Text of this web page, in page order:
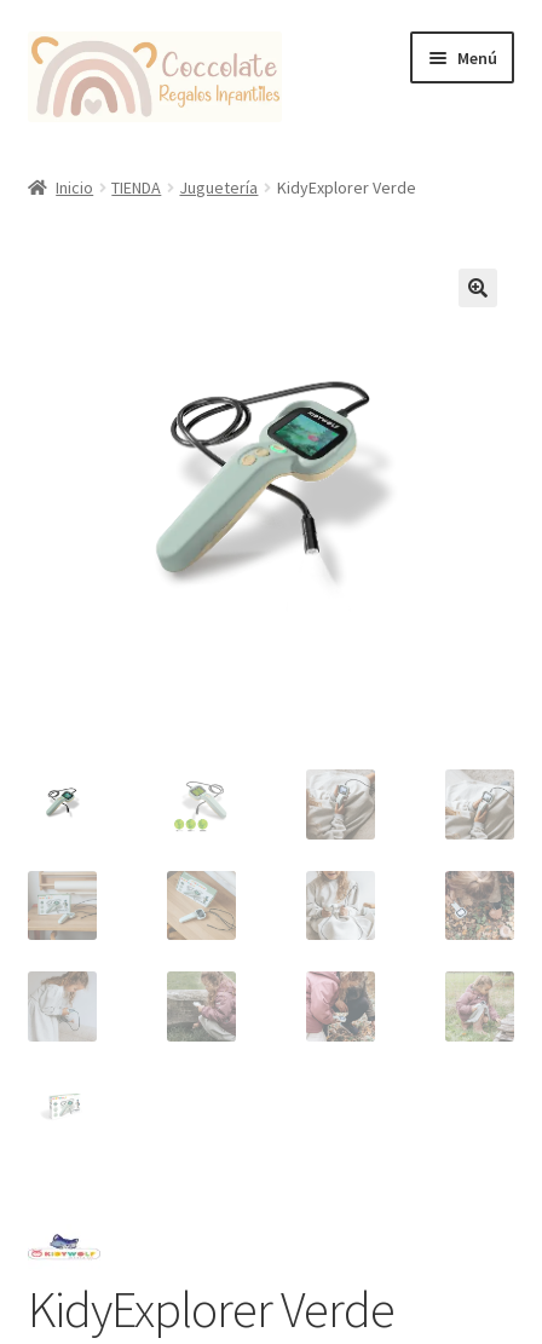
Ir
la
Ir
contenido
Menú
Inicio TIENDA Juguetería KidyExplorer Verde
KidyExplorer Verde